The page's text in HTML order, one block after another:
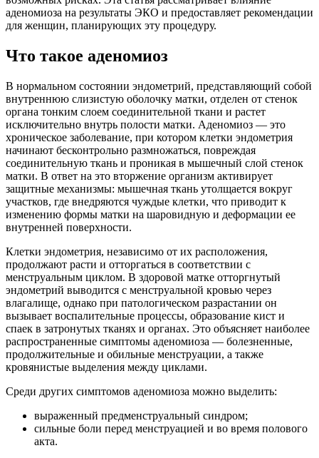
аденомиоза на результаты ЭКО и предоставляет рекомендации
для женщин, планирующих эту процедуру.
Что такое аденомиоз
В нормальном состоянии эндометрий, представляющий собой
внутреннюю слизистую оболочку матки, отделен от стенок
органа тонким слоем соединительной ткани и растет
исключительно внутрь полости матки. Аденомиоз — это
хроническое заболевание, при котором клетки эндометрия
начинают бесконтрольно размножаться, повреждая
соединительную ткань и проникая в мышечный слой стенок
матки. В ответ на это вторжение организм активирует
защитные механизмы: мышечная ткань утолщается вокруг
участков, где внедряются чуждые клетки, что приводит к
изменению формы матки на шаровидную и деформации ее
внутренней поверхности.
Клетки эндометрия, независимо от их расположения,
продолжают расти и отторгаться в соответствии с
менструальным циклом. В здоровой матке отторгнутый
эндометрий выводится с менструальной кровью через
влагалище, однако при патологическом разрастании он
вызывает воспалительные процессы, образование кист и
спаек в затронутых тканях и органах. Это объясняет наиболее
распространенные симптомы аденомиоза — болезненные,
продолжительные и обильные менструации, а также
кровянистые выделения между циклами.
Среди других симптомов аденомиоза можно выделить:
выраженный предменструальный синдром;
сильные боли перед менструацией и во время полового
акта.